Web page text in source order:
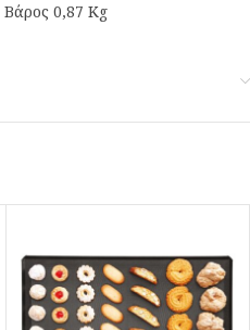
Βάρος 0,87 Kg